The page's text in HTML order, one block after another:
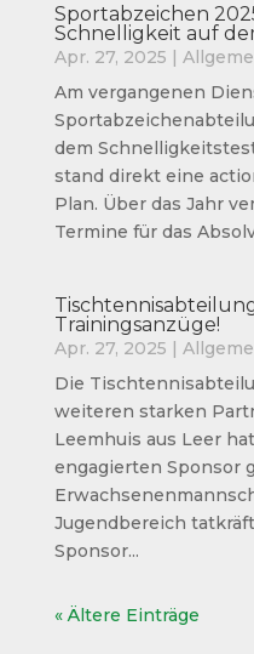
Sportabzeichen
Schnelligkeit auf
Apr. 27, 2025 |
Am vergangenen
dem
stand direkt eine
Plan. Über das Jahr
Termine für das
Trainingsanzüge!
Apr. 27, 2025 |
Die
weiteren starken
Leemhuis aus Leer
engagierten Sponsor
Jugendbereich
Sponsor...
« Ältere Einträge